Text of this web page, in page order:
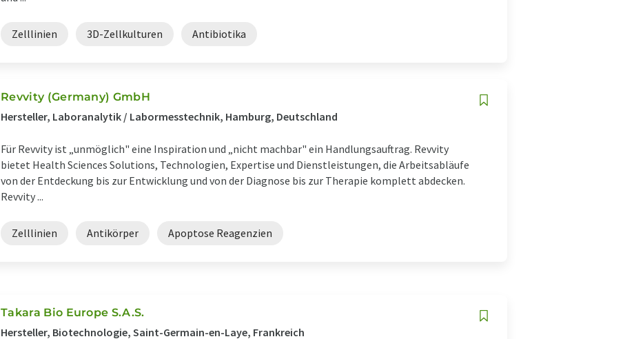
Zelllinien 3D-Zellkulturen Antibiotika
Revvity (Germany) GmbH
Hersteller, Laboranalytik / Labormesstechnik, Hamburg, Deutschland
Für Revvity ist „unmöglich" eine Inspiration und „nicht machbar" ein Handlungsauftrag. Revvity
bietet Health Sciences Solutions, Technologien, Expertise und Dienstleistungen, die Arbeitsabläufe
von der Entdeckung bis zur Entwicklung und von der Diagnose bis zur Therapie komplett abdecken.
Revvity ...
Zelllinien Antikörper Apoptose Reagenzien
Takara Bio Europe S.A.S.
Hersteller, Biotechnologie, Saint-Germain-en-Laye, Frankreich